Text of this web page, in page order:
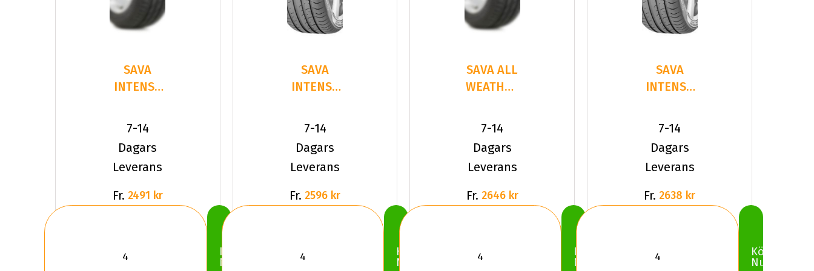
SAVA
INTENSA
225/35R19
7-14
Dagars
Leverans
Fr. 2491 kr
Köp
Nu
SAVA
INTENSA
245/40R19
7-14
Dagars
Leverans
Fr. 2596 kr
Köp
Nu
SAVA ALL
WEATHER
7-14
Dagars
Leverans
Fr. 2646 kr
Köp
Nu
SAVA
INTENSA
255/30R19
7-14
Dagars
Leverans
Fr. 2638 kr
Köp
Nu